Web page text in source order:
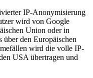
IP-Anonymisierung
wird von Google
Union oder in
über den Europäischen
wird die volle IP-
USA übertragen und